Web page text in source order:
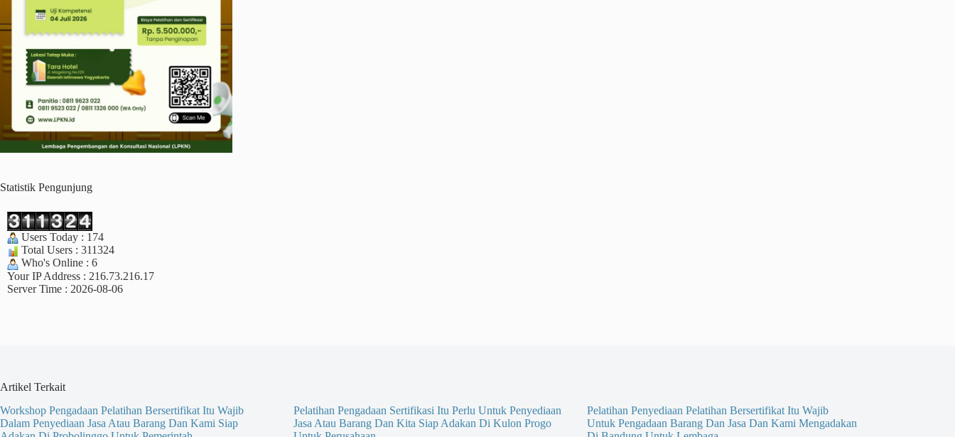
Statistik Pengunjung
Users Today : 174
Total Users : 311324
Who's Online : 6
Your IP Address : 216.73.216.17
Server Time : 2026-08-06
Artikel Terkait
Workshop Pengadaan Pelatihan Bersertifikat Itu Wajib
Dalam Penyediaan Jasa Atau Barang Dan Kami Siap
Pelatihan Pengadaan Sertifikasi Itu Perlu Untuk Penyediaan
Jasa Atau Barang Dan Kita Siap Adakan Di Kulon Progo
Pelatihan Penyediaan Pelatihan Bersertifikat Itu Wajib
Untuk Pengadaan Barang Dan Jasa Dan Kami Mengadakan